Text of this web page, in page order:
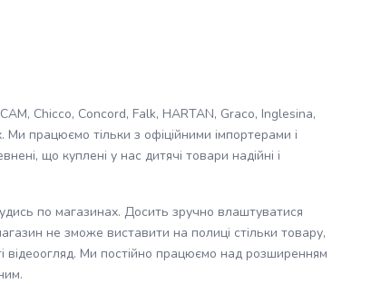
Chicco, Concord, Falk, HARTAN, Graco, Inglesina,
працюємо тільки з офіційними імпортерами і
що куплені у нас дитячі товари надійні і
по магазинах. Досить зручно влаштуватися
не зможе виставити на полиці стільки товару,
відеоогляд. Ми постійно працюємо над розширенням